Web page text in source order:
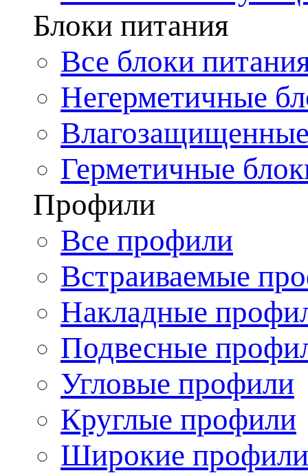
Блоки питания
Все блоки
Негерметичные
Герметичные
Профили
Все профили
Встраиваемые
Накладные
Подвесные
Угловые профили
Круглые профили
Широкие профили